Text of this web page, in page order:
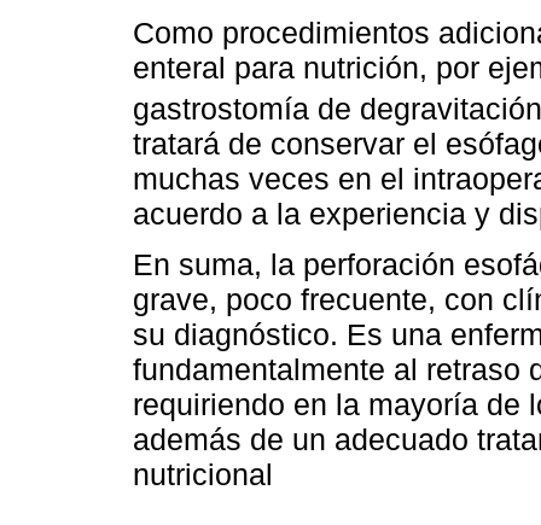
Como procedimientos
enteral para nutrición, por
gastrostomía de degravitación
tratará de conservar el
muchas veces en el
acuerdo a la experiencia y
En suma, la perforación
grave, poco frecuente, con
su diagnóstico. Es una
fundamentalmente al retraso
requiriendo en la mayoría de
además de un adecuado
nutricional